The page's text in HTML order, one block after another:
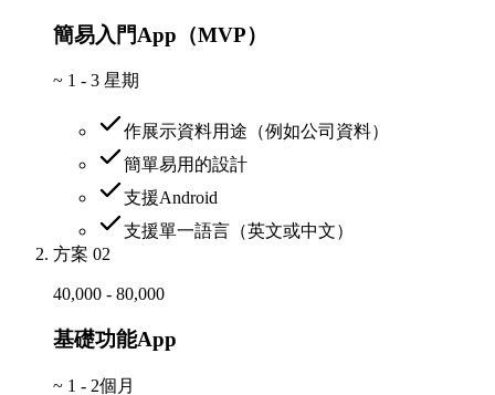
簡易入門App（MVP）
~ 1 - 3 星期
作展示資料用途（例如公司資料）
簡單易用的設計
支援Android
支援單一語言（英文或中文）
方案 02
40,000 - 80,000
基礎功能App
~ 1 - 2個月